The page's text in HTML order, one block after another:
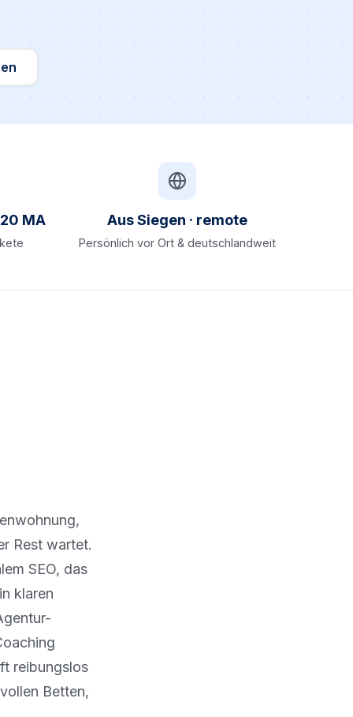
MA Aus Siegen · remote
Persönlich vor Ort & deutschlandweit
Rest wartet.
SEO, das
klaren
reibungslos
Betten,